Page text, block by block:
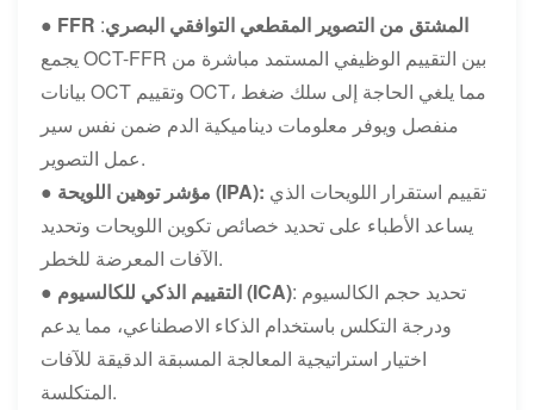
● FFR المشتق من التصوير المقطعي التوافقي البصري:
يجمع OCT-FFR بين التقييم الوظيفي المستمد مباشرة من
بيانات OCT وتقييم OCT، مما يلغي الحاجة إلى سلك ضغط
منفصل ويوفر معلومات ديناميكية الدم ضمن نفس سير
عمل التصوير.
●
مؤشر توهين اللويحة (IPA):
يساعد الأطباء على تحديد خصائص تكوين اللويحات وتحديد
الآفات المعرضة للخطر.
●
التقييم الذكي للكالسيوم (ICA): تحديد حجم الكالسيوم
ودرجة التكلس باستخدام الذكاء الاصطناعي، مما يدعم
اختيار استراتيجية المعالجة المسبقة الدقيقة للآفات
المتكلسة.